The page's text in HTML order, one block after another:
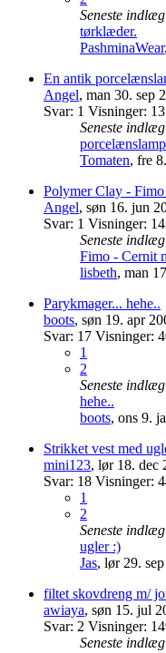
Seneste indlæg
tørklæder.
PashminaWear,
En antik
Angel, man 30. sep
Svar: 1 Visninger:
Seneste indlæg
Tomaten, fre
Polymer Clay -
Angel, søn 16. jun
Svar: 1 Visninger:
Seneste indlæg
Fimo - Cernit
lisbeth, man
Parykmager... hehe..
boots, søn 19. apr
Svar: 17 Visninger:
1
2
Seneste indlæg
hehe..
boots, ons 9.
Strikket vest med
mini123, lør 18. dec
Svar: 18 Visninger:
1
2
Seneste indlæg
ugler :)
Jas, lør 29.
filtet skovdreng m/
awiaya, søn 15. jul
Svar: 2 Visninger:
Seneste indlæg